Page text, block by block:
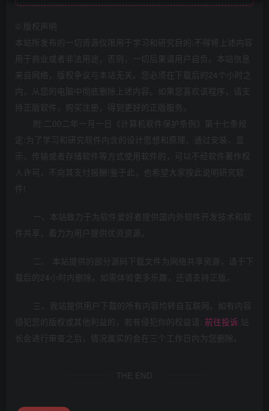
版权声明
本站所发布的一切资源仅限用于学习和研究目的;不得将上述内容
用于商业或者非法用途，否则，一切后果请用户自负。本站信息
来自网络，版权争议与本站无关。您必须在下载后的24个小时之
内，从您的电脑中彻底删除上述内容。如果您喜欢该程序，请支
持正版软件，购买注册，得到更好的正版服务。
附:二00二年一月一日《计算机软件保护条例》第十七条规
定:为了学习和研究软件内含的设计思想和原理，通过安装、显
示、传输或者存储软件等方式使用软件的，可以不经软件著作权
人许可，不向其支付报酬!鉴于此，也希望大家按此说明研究软
件!
一、本站致力于为软件爱好者提供国内外软件开发技术和软
件共享，着力为用户提供优资资源。
二、 本站提供的部分源码下载文件为网络共享资源，请于下
载后的24小时内删除。如需体验更多乐趣，还请支持正版。
三、我站提供用户下载的所有内容均转自互联网。如有内容
侵犯您的版权或其他利益的，若有侵犯你的权益请: 前往投诉 站
长会进行审查之后，情况属实的会在三个工作日内为您删除。
THE END